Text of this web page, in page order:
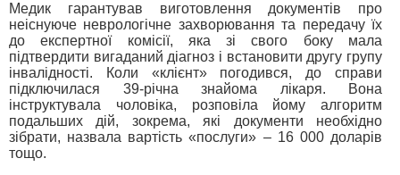
Медик гарантував виготовлення документів про
неіснуюче неврологічне захворювання та передачу їх
до експертної комісії, яка зі свого боку мала
підтвердити вигаданий діагноз і встановити другу групу
інвалідності. Коли «клієнт» погодився, до справи
підключилася 39-річна знайома лікаря. Вона
інструктувала чоловіка, розповіла йому алгоритм
подальших дій, зокрема, які документи необхідно
зібрати, назвала вартість «послуги» – 16 000 доларів
тощо.